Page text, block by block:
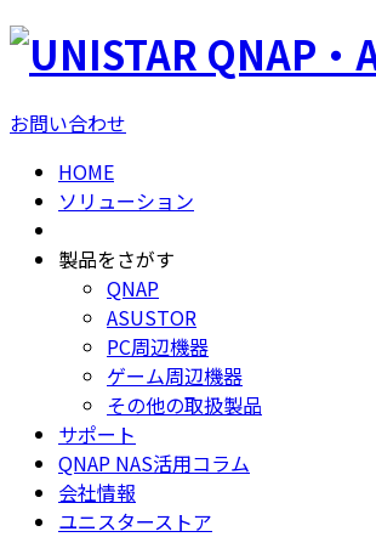
QNAP・
お問い合わせ
HOME
ソリューション
製品をさがす
QNAP
ASUSTOR
PC周辺機器
ゲーム周辺機器
その他の取扱製品
サポート
QNAP NAS活用コラム
会社情報
ユニスターストア